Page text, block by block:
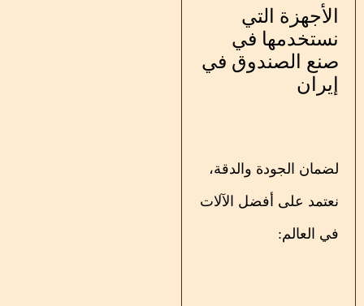
الأجهزة التي
نستخدمها في
صنع الصندوق في
إيران
لضمان الجودة والدقة،
نعتمد على أفضل الآلات
في العالم: